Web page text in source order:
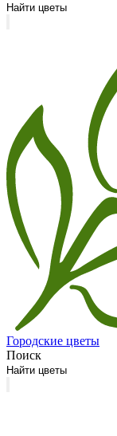
Городские цветы
Поиск